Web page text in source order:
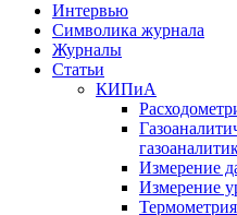
Интервью
Символика журнала
Журналы
Статьи
КИПиА
Измерение
Измерение
Термометрия